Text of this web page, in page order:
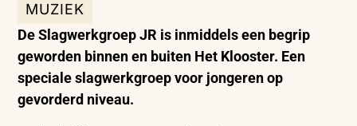
MUZIEK
De Slagwerkgroep JR is inmiddels een begrip
geworden binnen en buiten Het Klooster. Een
speciale slagwerkgroep voor jongeren op
gevorderd niveau.